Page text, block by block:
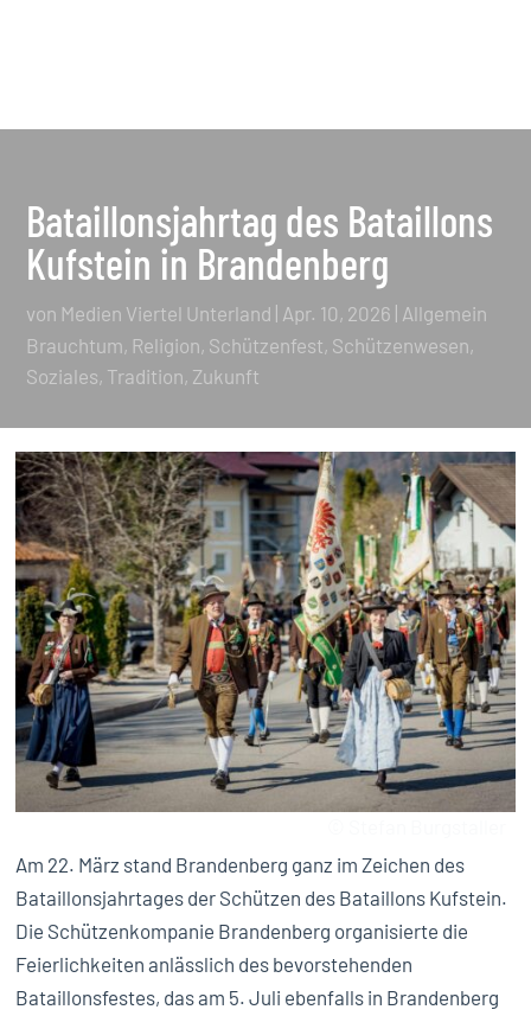
Bataillonsjahrtag des Bataillons
Kufstein in Brandenberg
von Medien Viertel Unterland | Apr. 10, 2026 | Allgemein
Brauchtum Religion Schützenfest Schützenwesen
Soziales Tradition Zukunft
Am 22. März stand Brandenberg ganz im Zeichen des
Bataillonsjahrtages der Schützen des Bataillons Kufstein.
Die Schützenkompanie Brandenberg organisierte die
Feierlichkeiten anlässlich des bevorstehenden
Bataillonsfestes, das am 5. Juli ebenfalls in Brandenberg